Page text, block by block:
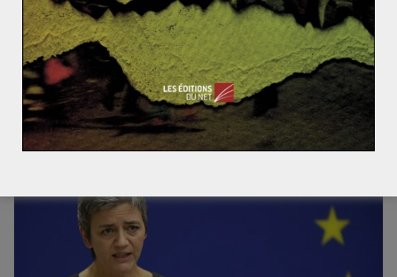
Le printemps de Prague : une volonté de
libéralisation au sein du bloc soviétique
30 mai 2018